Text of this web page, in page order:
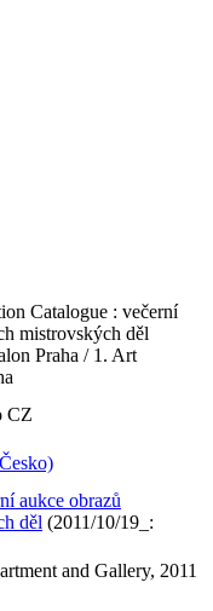
Catalogue : večerní
mistrovských děl
Praha / 1. Art
CZ
aukce obrazů
děl (2011/10/19_:
and Gallery, 2011